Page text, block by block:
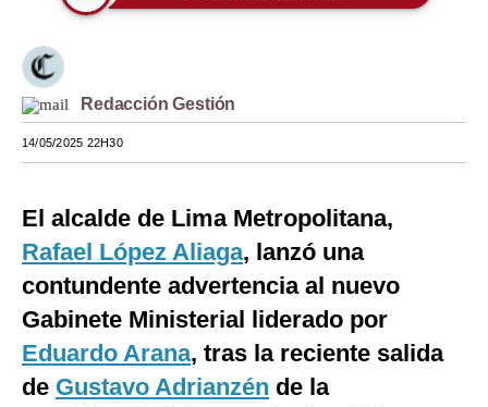
Moda
Estilos
Mundo
EEUU
Internacional
Tecnología
Club del Suscriptor
Redacción Gestión
14/05/2025 22H30
El alcalde de Lima Metropolitana,
Rafael López Aliaga, lanzó una
contundente advertencia al nuevo
Gabinete Ministerial liderado por
Eduardo Arana, tras la reciente salida
de Gustavo Adrianzén de la